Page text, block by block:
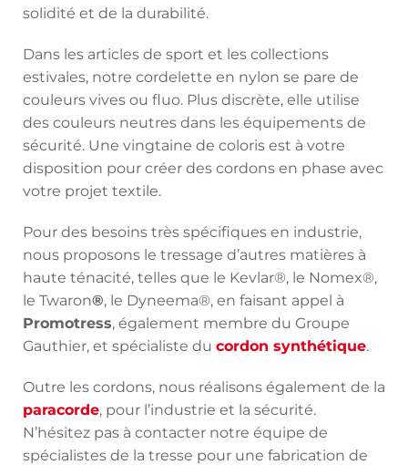
solidité et de la durabilité.
Dans les articles de sport et les collections
estivales, notre cordelette en nylon se pare de
couleurs vives ou fluo. Plus discrète, elle utilise
des couleurs neutres dans les équipements de
sécurité. Une vingtaine de coloris est à votre
disposition pour créer des cordons en phase avec
votre projet textile.
Pour des besoins très spécifiques en industrie,
nous proposons le tressage d’autres matières à
haute ténacité, telles que le Kevlar®, le Nomex®,
le Twaron®, le Dyneema®, en faisant appel à
Promotress, également membre du Groupe
Gauthier, et spécialiste du cordon synthétique.
Outre les cordons, nous réalisons également de la
paracorde, pour l’industrie et la sécurité.
N’hésitez pas à contacter notre équipe de
spécialistes de la tresse pour une fabrication de